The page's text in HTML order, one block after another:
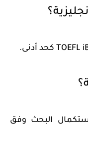
البحث وفق